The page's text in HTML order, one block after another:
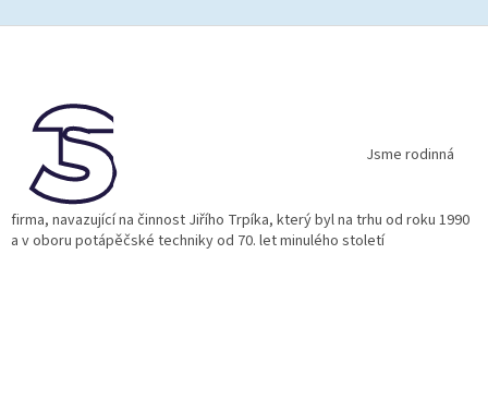
Jsme rodinná
firma, navazující na činnost Jiřího Trpíka, který byl na trhu od roku 1990
a v oboru potápěčské techniky od 70. let minulého století